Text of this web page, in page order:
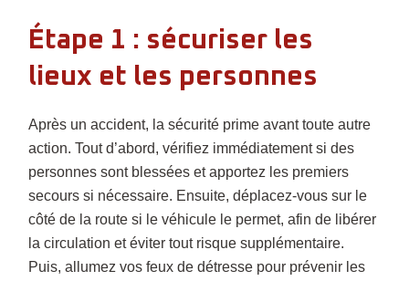
Étape 1 : sécuriser les
lieux et les personnes
Après un accident, la sécurité prime avant toute autre
action. Tout d’abord, vérifiez immédiatement si des
personnes sont blessées et apportez les premiers
secours si nécessaire. Ensuite, déplacez-vous sur le
côté de la route si le véhicule le permet, afin de libérer
la circulation et éviter tout risque supplémentaire.
Puis, allumez vos feux de détresse pour prévenir les